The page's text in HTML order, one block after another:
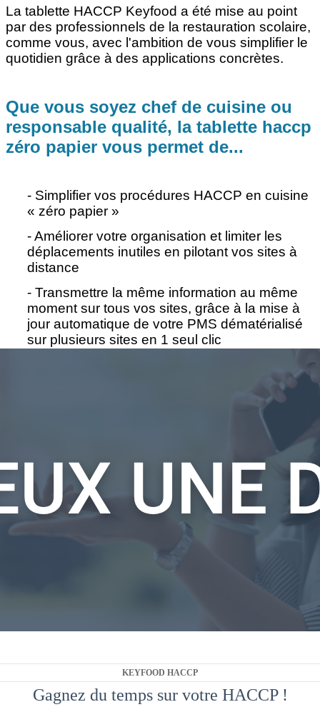
La tablette HACCP Keyfood a été mise au point
par des professionnels de la restauration scolaire,
comme vous, avec l'ambition de vous simplifier le
quotidien grâce à des applications concrètes.
Que vous soyez chef de cuisine ou
responsable qualité, la tablette haccp
zéro papier vous permet de...
- Simplifier vos procédures HACCP en cuisine
« zéro papier »
- Améliorer votre organisation et limiter les
déplacements inutiles en pilotant vos sites à
distance
- Transmettre la même information au même
moment sur tous vos sites, grâce à la mise à
jour automatique de votre PMS dématérialisé
sur plusieurs sites en 1 seul clic
être averti en cas de problème par une alerte
KEYFOOD HACCP
Gagnez du temps sur votre HACCP !